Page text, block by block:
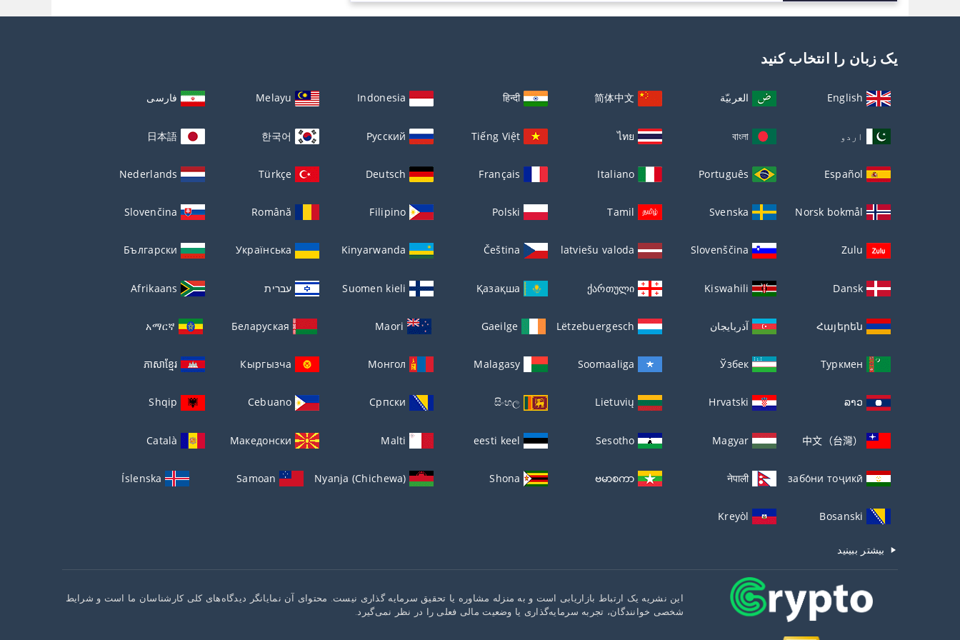
یک زبان را انتخاب کنید
English العربيّة 简体中文
हिन्दी
Indonesia
Melayu فارسی
اردو বাংলা
ไทย
Tiếng Việt
Русский
한국어
日本語
Español
Português
Italiano
Français
Deutsch
Türkçe
Nederlands
Norsk bokmål
Svenska
Tamil
Polski
Filipino
Română
Slovenčina
Zulu
Slovenščina
latviešu valoda
Čeština
Kinyarwanda
Українська
Български
Dansk
Kiswahili
ქართული
Қазақша
Suomen kieli עברית Afrikaans
Հայերեն آذربايجان Lëtzebuergesch
Gaeilge
Maori
Беларуская
አማርኛ
Туркмен
Ўзбек
Soomaaliga
Malagasy
Монгол
Кыргызча
ភាសាខ្មែរ
ລາວ
Hrvatski
Lietuvių
සිංහල
Српски
Cebuano
Shqip
中文（台灣）
Magyar
Sesotho
eesti keel
Malti
Македонски
Català
забо́ни тоҷикӣ́
नेपाली
ဗမာစကာ
Shona
Nyanja (Chichewa)
Samoan
Íslenska
Bosanski
Kreyòl
بیشتر ببینید
این نشریه یک ارتباط بازاریابی است و به منزله مشاوره یا تحقیق سرمایه گذاری نیست. محتوای آن نمایانگر دیدگاه‌های کلی کارشناسان ما است و شرایط
شخصی خوانندگان، تجربه سرمایه‌گذاری یا وضعیت مالی فعلی را در نظر نمی‌گیرد.